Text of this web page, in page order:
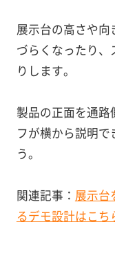
展示台の高さや
づらくなったり
りします。
製品の正面を通路
フが横から説明で
う。
関連記事： 展示台
るデモ設計はこち